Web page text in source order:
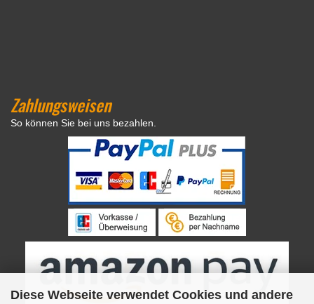
Diese Webseite verwendet Cookies und andere
Zahlungsweisen
So können Sie bei uns bezahlen.